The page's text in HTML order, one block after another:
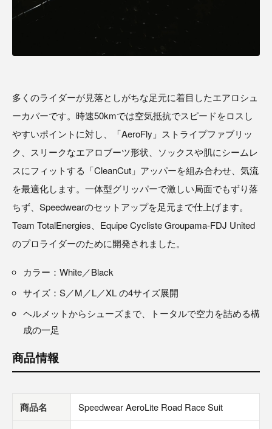
多くのライダーが見落としがちな足元に着目したエアロシュ
ーカバーです。時速50kmでは空気抵抗でスピードをロスし
やすいポイントに対し、「AeroFly」ストライプファブリッ
ク、スリークなエアロブーツ形状、ソックスや肌にシームレ
スにフィットする「CleanCut」アッパーを組み合わせ、気流
を最適化します。一体型グリッパーで激しい局面でもずり落
ちず、Speedwearのセットアップを足元まで仕上げます。
Team TotalEnergies、Equipe Cycliste Groupama-FDJ United
のプロライダーのために開発されました。
カラー：White／Black
サイズ：S／M／L／XL の4サイズ展開
ヘルメットからシューズまで、トータルで空力を詰める構
成の一足
商品情報
商品名 Speedwear AeroLite Road Race Suit